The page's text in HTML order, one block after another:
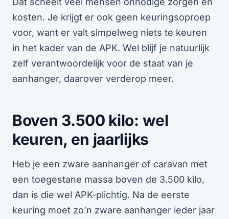
kosten. Je krijgt er ook geen keuringsoproep
voor, want er valt simpelweg niets te keuren
in het kader van de APK. Wel blijf je natuurlijk
zelf verantwoordelijk voor de staat van je
aanhanger, daarover verderop meer.
Boven 3.500 kilo: wel
keuren, en jaarlijks
Heb je een zware aanhanger of caravan met
een toegestane massa boven de 3.500 kilo,
dan is die wel APK-plichtig. Na de eerste
keuring moet zo’n zware aanhanger ieder jaar